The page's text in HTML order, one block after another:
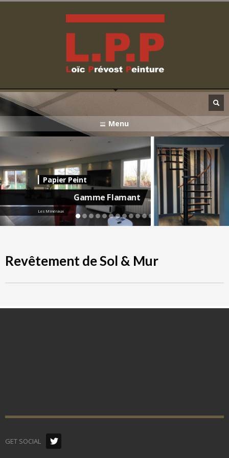
Menu
Papier Peint
Gamme Flamant
Les Minéraux
Revêtement de Sol & Mur
GET SOCIAL